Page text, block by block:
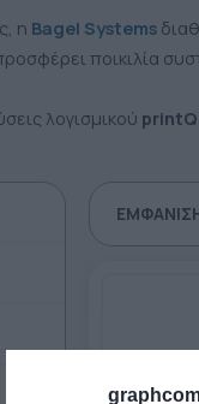
η Bagel Systems
ποικιλία
λογισμικού printQ